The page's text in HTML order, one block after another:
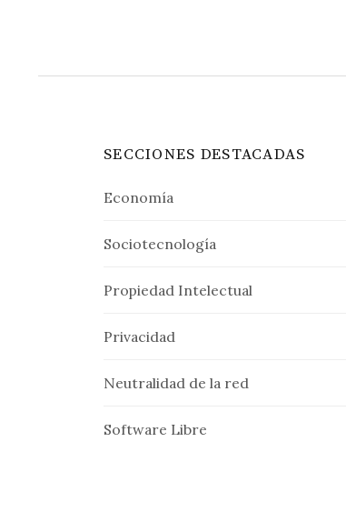
SECCIONES DESTACADAS
Economía
Sociotecnología
Propiedad Intelectual
Privacidad
Neutralidad de la red
Software Libre